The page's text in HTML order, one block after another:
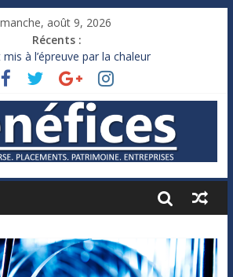
août 9, 2026
Récents :
à l’épreuve par la chaleur
de droits de douane déjà remboursés
recule sur l’impôt
qui ne touche presque rien
vers l’étranger